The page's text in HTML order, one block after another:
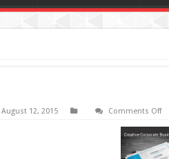
August 12, 2015 Comments Offon